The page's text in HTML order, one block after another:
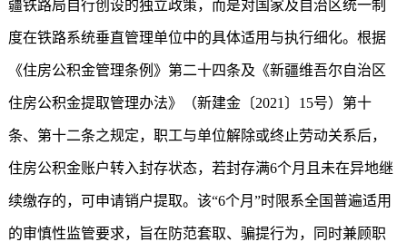
疆铁路局自行创设的独立政策，而是对国家及自治区统一制
度在铁路系统垂直管理单位中的具体适用与执行细化。根据
《住房公积金管理条例》第二十四条及《新疆维吾尔自治区
住房公积金提取管理办法》（新建金〔2021〕15号）第十
条、第十二条之规定，职工与单位解除或终止劳动关系后，
住房公积金账户转入封存状态，若封存满6个月且未在异地继
续缴存的，可申请销户提取。该“6个月”时限系全国普遍适用
的审慎性监管要求，旨在防范套取、骗提行为，同时兼顾职